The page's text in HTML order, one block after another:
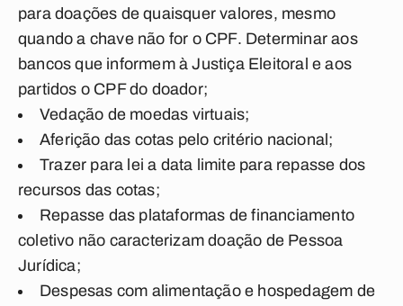
para doações de quaisquer valores, mesmo
quando a chave não for o CPF. Determinar aos
bancos que informem à Justiça Eleitoral e aos
partidos o CPF do doador;
Vedação de moedas virtuais;
Aferição das cotas pelo critério nacional;
Trazer para lei a data limite para repasse dos
recursos das cotas;
Repasse das plataformas de financiamento
coletivo não caracterizam doação de Pessoa
Jurídica;
Despesas com alimentação e hospedagem de